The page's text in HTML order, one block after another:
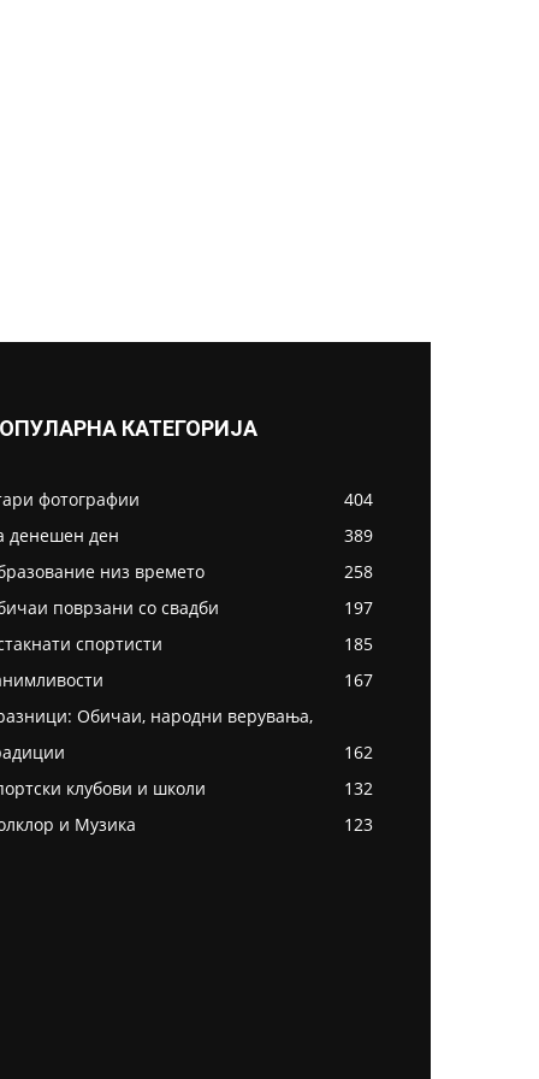
КАТЕГОРИЈА
фотографии
404
денешен ден
389
низ времето
258
поврзани со свадби
197
спортисти
185
167
Обичаи, народни верувања,
162
клубови и школи
132
и Музика
123